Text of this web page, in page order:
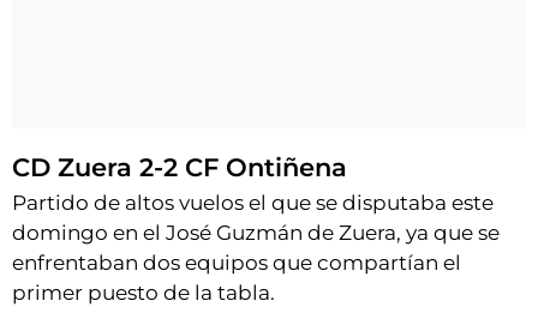
CD Zuera 2-2 CF Ontiñena
Partido de altos vuelos el que se disputaba este
domingo en el José Guzmán de Zuera, ya que se
enfrentaban dos equipos que compartían el
primer puesto de la tabla.